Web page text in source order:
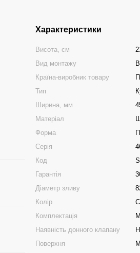
Характеристики
Висота, см
Вид монтажу
Країна-виробник товару
Тип
Ширина, мм
Матеріал
Форма
Серія
Код
Гарантія
Діаметр зливу
Колір
Комплектація
Наявність донного клапану
Поверхня